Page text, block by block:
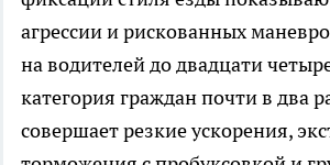
агрессии и рискованных
на водителей до двадцати
категория граждан почти в два
совершает резкие ускорения,